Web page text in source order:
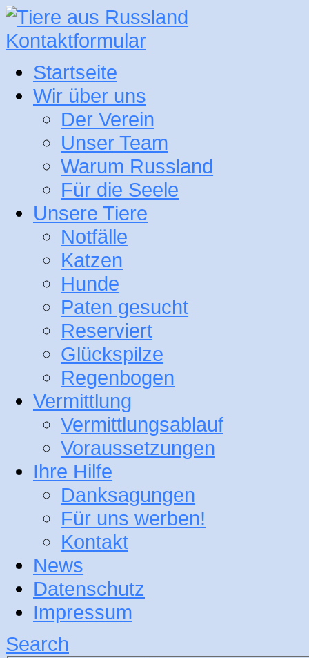
Kontaktformular
Startseite
Wir über uns
Der Verein
Unser Team
Warum Russland
Für die Seele
Unsere Tiere
Notfälle
Katzen
Hunde
Paten gesucht
Reserviert
Glückspilze
Regenbogen
Vermittlung
Vermittlungsablauf
Voraussetzungen
Ihre Hilfe
Danksagungen
Für uns werben!
Kontakt
News
Datenschutz
Impressum
Search